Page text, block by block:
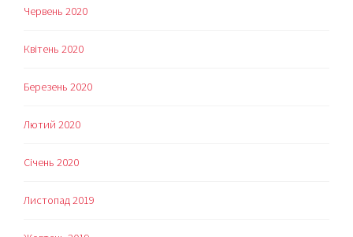
Червень 2020
Квітень 2020
Березень 2020
Лютий 2020
Січень 2020
Листопад 2019